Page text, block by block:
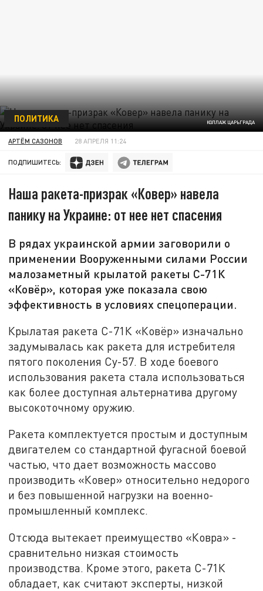
КОЛЛАЖ ЦАРЬГРАДА
ПОЛИТИКА
АРТЁМ САЗОНОВ 28 АПРЕЛЯ 11:24
ПОДПИШИТЕСЬ:
Наша ракета-призрак «Ковер» навела
панику на Украине: от нее нет спасения
В рядах украинской армии заговорили о
применении Вооруженными силами России
малозаметный крылатой ракеты С-71К
«Ковёр», которая уже показала свою
эффективность в условиях спецоперации.
Крылатая ракета С-71К «Ковёр» изначально
задумывалась как ракета для истребителя
пятого поколения Су-57. В ходе боевого
использования ракета стала использоваться
как более доступная альтернатива другому
высокоточному оружию.
Ракета комплектуется простым и доступным
двигателем со стандартной фугасной боевой
частью, что дает возможность массово
производить «Ковер» относительно недорого
и без повышенной нагрузки на военно-
промышленный комплекс.
Отсюда вытекает преимущество «Ковра» -
сравнительно низкая стоимость
производства. Кроме этого, ракета С-71К
обладает, как считают эксперты, низкой